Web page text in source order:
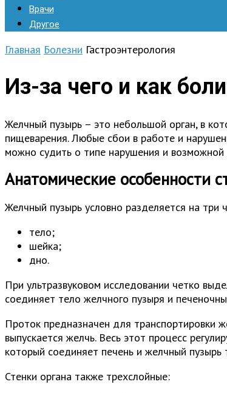
Врачи
Другое
Главная Болезни Гастроэнтерология
Из-за чего и как
Желчный пузырь – это небольшой орган, в
пищеварения. Любые сбои в работе и
можно судить о типе нарушения и
Анатомические особенности
Желчный пузырь условно разделяется на три
тело;
шейка;
дно.
При ультразвуковом исследовании четко
соединяет тело желчного пузыря и
Проток предназначен для транспортировки
выпускается желчь. Весь этот процесс
который соединяет печень и желчный
Стенки органа также трехслойные: